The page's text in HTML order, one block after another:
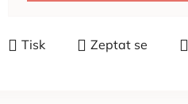
Tisk Zeptat se